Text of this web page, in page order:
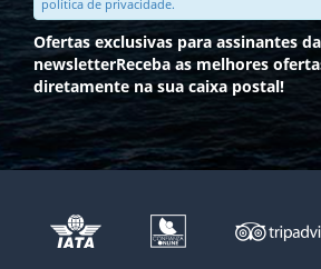
política de privacidade.
Ofertas exclusivas para assinantes
newsletterReceba as melhores
diretamente na sua caixa postal!